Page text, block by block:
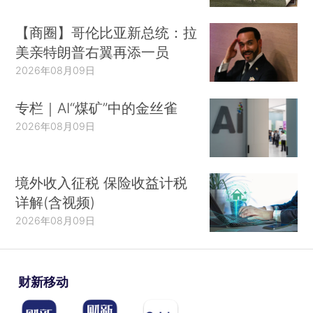
【商圈】哥伦比亚新总统：拉
美亲特朗普右翼再添一员
2026年08月09日
专栏｜AI“煤矿”中的金丝雀
2026年08月09日
境外收入征税 保险收益计税
详解(含视频)
2026年08月09日
财新移动